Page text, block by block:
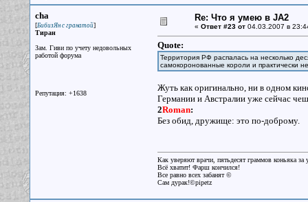
cha
[БибизЯн с гранатой]
Тиран
Зам. Гиви по учету недовольных
работой форума
Репутация: +1638
Re: Что я умею в JA2
« Ответ #23 от04.03.2007 в
Quote:
Территория РФ распалась на несколько
самокоронованные короли и практически
Жуть как оригинально, ни в одном
Германии и Австралии уже сейчас
2Roman:
Без обид, дружище: это по-доброму.
Как уверяют врачи, пятьдесят граммов коньяка
Всё хватит! Фарш кончился!
Все равно всех забанят ©
Сам дурак!©pipetz